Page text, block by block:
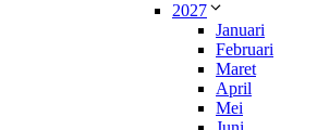
2027
Januari
Februari
Maret
April
Mei